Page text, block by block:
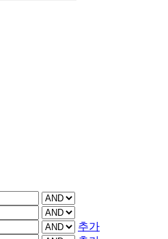
추가